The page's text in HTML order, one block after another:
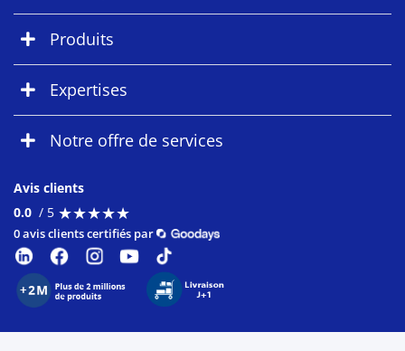
Produits
Expertises
Notre offre de services
Avis clients
0.0 / 5 ★★★★★
★★★★★
0 avis clients certifiés par